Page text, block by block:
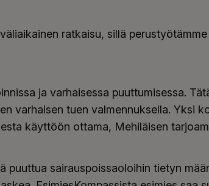
ratkaisu, sillä
ja varhaisessa puuttumisessa.
varhaisen tuen valmennuksella. Yksi
käyttöön ottama, Mehiläisen
puuttua sairauspoissaoloihin tietyn